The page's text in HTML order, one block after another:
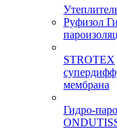
Руфизол
STROTEX
мембрана
Гидро-